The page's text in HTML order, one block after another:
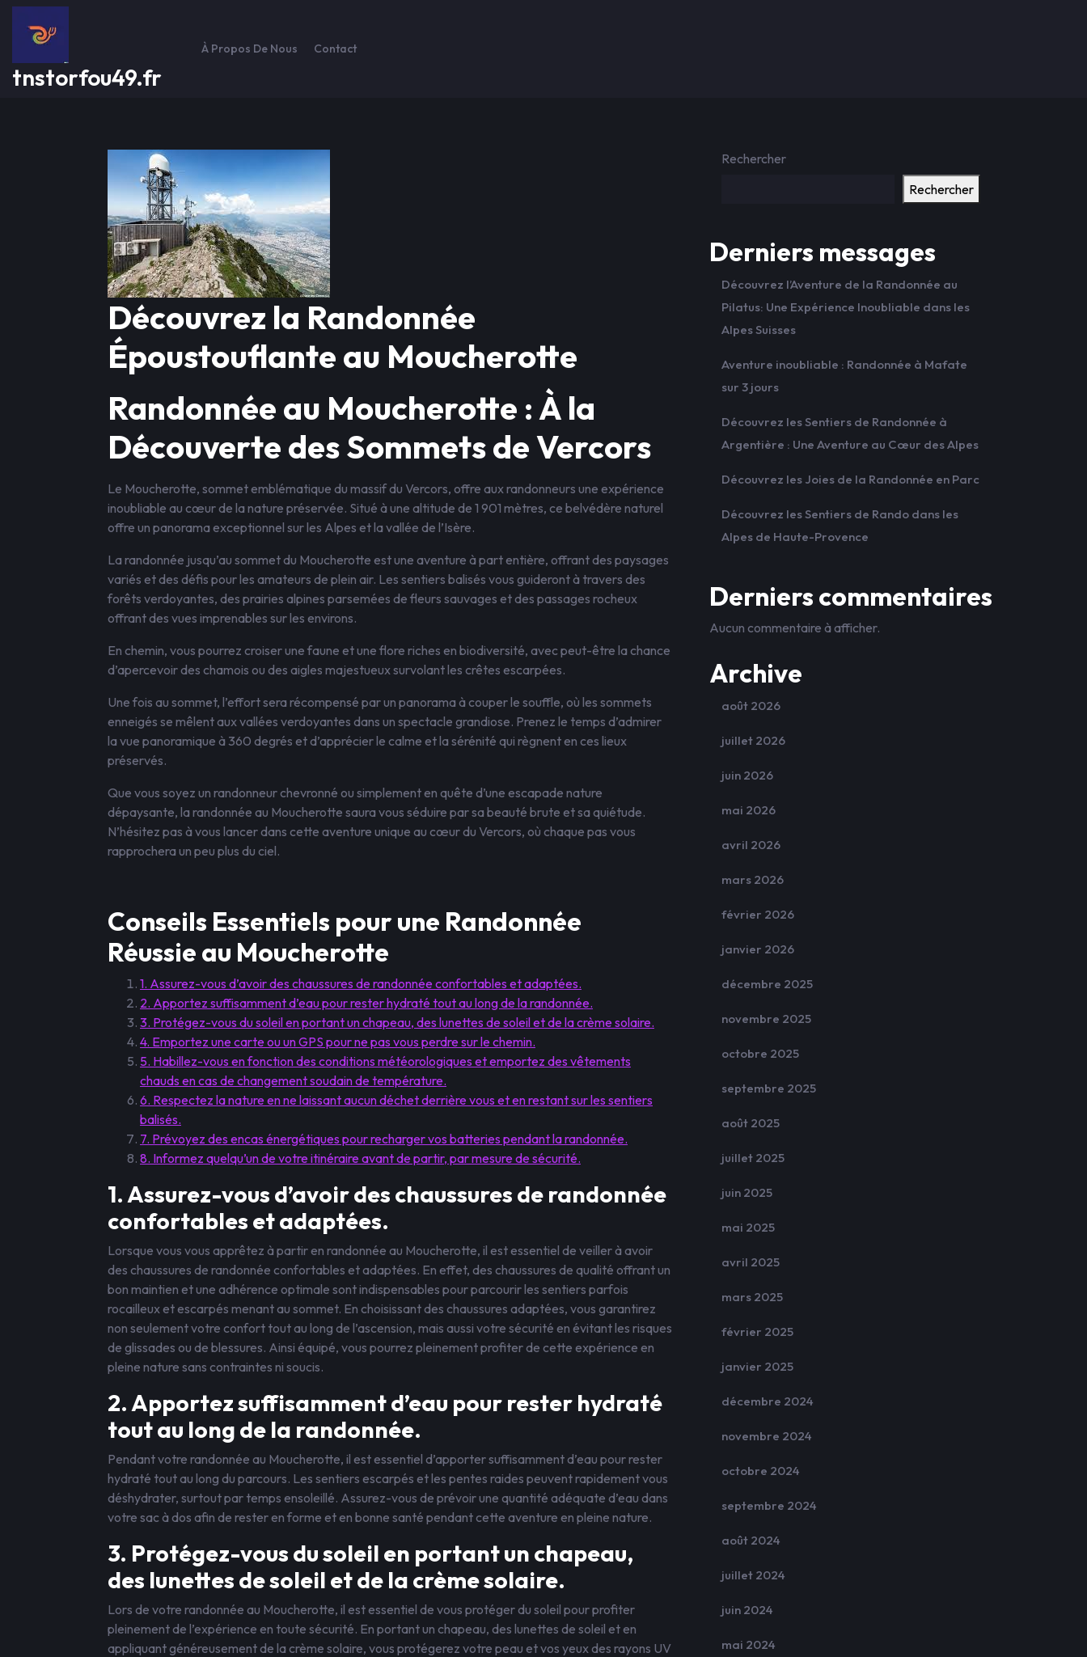
Passer
contenu
tnstorfou49.fr
À Propos De Nous Contact
Découvrez la Randonnée
Époustouflante au Moucherotte
Randonnée au Moucherotte : À la
Découverte des Sommets de Vercors
Le Moucherotte, sommet emblématique du massif du Vercors, offre aux randonneurs une expérience
inoubliable au cœur de la nature préservée. Situé à une altitude de 1 901 mètres, ce belvédère naturel
offre un panorama exceptionnel sur les Alpes et la vallée de l’Isère.
La randonnée jusqu’au sommet du Moucherotte est une aventure à part entière, offrant des paysages
variés et des défis pour les amateurs de plein air. Les sentiers balisés vous guideront à travers des
forêts verdoyantes, des prairies alpines parsemées de fleurs sauvages et des passages rocheux
offrant des vues imprenables sur les environs.
En chemin, vous pourrez croiser une faune et une flore riches en biodiversité, avec peut-être la chance
d’apercevoir des chamois ou des aigles majestueux survolant les crêtes escarpées.
Une fois au sommet, l’effort sera récompensé par un panorama à couper le souffle, où les sommets
enneigés se mêlent aux vallées verdoyantes dans un spectacle grandiose. Prenez le temps d’admirer
la vue panoramique à 360 degrés et d’apprécier le calme et la sérénité qui règnent en ces lieux
préservés.
Que vous soyez un randonneur chevronné ou simplement en quête d’une escapade nature
dépaysante, la randonnée au Moucherotte saura vous séduire par sa beauté brute et sa quiétude.
N’hésitez pas à vous lancer dans cette aventure unique au cœur du Vercors, où chaque pas vous
rapprochera un peu plus du ciel.
Conseils Essentiels pour une Randonnée
Réussie au Moucherotte
1. Assurez-vous d’avoir des chaussures de randonnée confortables et adaptées.
2. Apportez suffisamment d’eau pour rester hydraté tout au long de la randonnée.
3. Protégez-vous du soleil en portant un chapeau, des lunettes de soleil et de la crème solaire.
4. Emportez une carte ou un GPS pour ne pas vous perdre sur le chemin.
5. Habillez-vous en fonction des conditions météorologiques et emportez des vêtements
chauds en cas de changement soudain de température.
6. Respectez la nature en ne laissant aucun déchet derrière vous et en restant sur les sentiers
balisés.
7. Prévoyez des encas énergétiques pour recharger vos batteries pendant la randonnée.
8. Informez quelqu’un de votre itinéraire avant de partir, par mesure de sécurité.
1. Assurez-vous d’avoir des chaussures de randonnée
confortables et adaptées.
Lorsque vous vous apprêtez à partir en randonnée au Moucherotte, il est essentiel de veiller à avoir
des chaussures de randonnée confortables et adaptées. En effet, des chaussures de qualité offrant un
bon maintien et une adhérence optimale sont indispensables pour parcourir les sentiers parfois
rocailleux et escarpés menant au sommet. En choisissant des chaussures adaptées, vous garantirez
non seulement votre confort tout au long de l’ascension, mais aussi votre sécurité en évitant les risques
de glissades ou de blessures. Ainsi équipé, vous pourrez pleinement profiter de cette expérience en
pleine nature sans contraintes ni soucis.
2. Apportez suffisamment d’eau pour rester hydraté
tout au long de la randonnée.
Pendant votre randonnée au Moucherotte, il est essentiel d’apporter suffisamment d’eau pour rester
hydraté tout au long du parcours. Les sentiers escarpés et les pentes raides peuvent rapidement vous
déshydrater, surtout par temps ensoleillé. Assurez-vous de prévoir une quantité adéquate d’eau dans
votre sac à dos afin de rester en forme et en bonne santé pendant cette aventure en pleine nature.
3. Protégez-vous du soleil en portant un chapeau,
des lunettes de soleil et de la crème solaire.
Lors de votre randonnée au Moucherotte, il est essentiel de vous protéger du soleil pour profiter
pleinement de l’expérience en toute sécurité. En portant un chapeau, des lunettes de soleil et en
appliquant généreusement de la crème solaire, vous protégerez votre peau et vos yeux des rayons UV
Rechercher
Rechercher
Derniers messages
Découvrez l’Aventure de la Randonnée au
Pilatus: Une Expérience Inoubliable dans les
Alpes Suisses
Aventure inoubliable : Randonnée à Mafate
sur 3 jours
Découvrez les Sentiers de Randonnée à
Argentière : Une Aventure au Cœur des Alpes
Découvrez les Joies de la Randonnée en Parc
Découvrez les Sentiers de Rando dans les
Alpes de Haute-Provence
Derniers commentaires
Aucun commentaire à afficher.
Archive
août 2026
juillet 2026
juin 2026
mai 2026
avril 2026
mars 2026
février 2026
janvier 2026
décembre 2025
novembre 2025
octobre 2025
septembre 2025
août 2025
juillet 2025
juin 2025
mai 2025
avril 2025
mars 2025
février 2025
janvier 2025
décembre 2024
novembre 2024
octobre 2024
septembre 2024
août 2024
juillet 2024
juin 2024
mai 2024